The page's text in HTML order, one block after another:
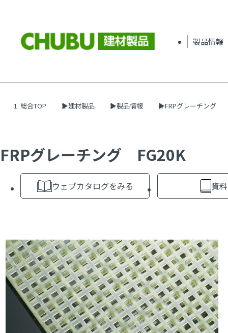
製品情報
総合TOP 建材製品 製品情報 FRPグレーチング
FRPグレーチング FG20K
ウェブカタログをみる 資